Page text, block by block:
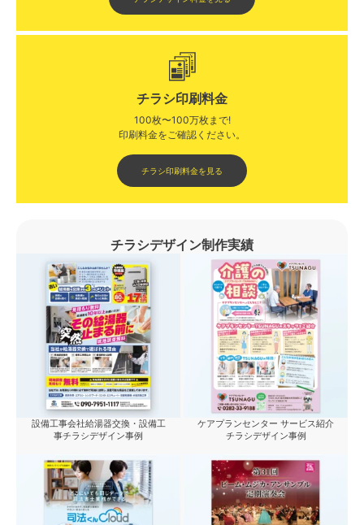
チラシ印刷料金
100枚〜100万枚まで!
印刷料金をご確認ください。​
チラシ印刷料金を見る
チラシデザイン制作実績
設備工事会社給湯器交換・設備工
事チラシデザイン事例
ケアプランセンター サービス紹介
チラシデザイン事例